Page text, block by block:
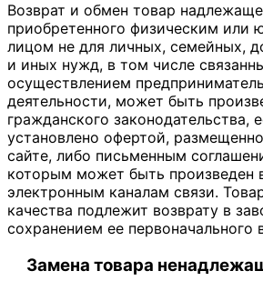
Возврат и обмен товар
приобретенного физическим или
лицом не для личных, семейных,
и иных нужд, в том числе
осуществлением
деятельности, может быть
гражданского законодательства,
установлено офертой,
сайте, либо письменным
которым может быть произведен
электронным каналам связи.
качества подлежит возврату в
сохранением ее первоначального
Замена товара